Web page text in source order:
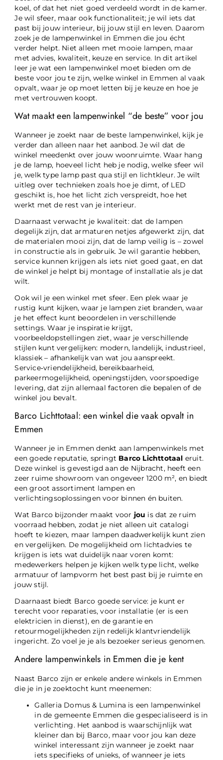
koel, of dat het niet goed verdeeld wordt in de kamer.
Je wil sfeer, maar ook functionaliteit; je wil iets dat
past bij jouw interieur, bij jouw stijl en leven. Daarom
zoek je de lampenwinkel in Emmen die jou écht
verder helpt. Niet alleen met mooie lampen, maar
met advies, kwaliteit, keuze en service. In dit artikel
leer je wat een lampenwinkel moet bieden om de
beste voor jou te zijn, welke winkel in Emmen al vaak
opvalt, waar je op moet letten bij je keuze en hoe je
met vertrouwen koopt.
Wat maakt een lampenwinkel “de beste” voor jou
Wanneer je zoekt naar de beste lampenwinkel, kijk je
verder dan alleen naar het aanbod. Je wil dat de
winkel meedenkt over jouw woonruimte. Waar hang
je de lamp, hoeveel licht heb je nodig, welke sfeer wil
je, welk type lamp past qua stijl en lichtkleur. Je wilt
uitleg over technieken zoals hoe je dimt, of LED
geschikt is, hoe het licht zich verspreidt, hoe het
werkt met de rest van je interieur.
Daarnaast verwacht je kwaliteit: dat de lampen
degelijk zijn, dat armaturen netjes afgewerkt zijn, dat
de materialen mooi zijn, dat de lamp veilig is – zowel
in constructie als in gebruik. Je wil garantie hebben,
service kunnen krijgen als iets niet goed gaat, en dat
de winkel je helpt bij montage of installatie als je dat
wilt.
Ook wil je een winkel met sfeer. Een plek waar je
rustig kunt kijken, waar je lampen ziet branden, waar
je het effect kunt beoordelen in verschillende
settings. Waar je inspiratie krijgt,
voorbeeldopstellingen ziet, waar je verschillende
stijlen kunt vergelijken: modern, landelijk, industrieel,
klassiek – afhankelijk van wat jou aanspreekt.
Service‑vriendelijkheid, bereikbaarheid,
parkeermogelijkheid, openingstijden, voorspoedige
levering, dat zijn allemaal factoren die bepalen of de
winkel jou bevalt.
Barco Lichttotaal: een winkel die vaak opvalt in
Emmen
Wanneer je in Emmen denkt aan lampenwinkels met
een goede reputatie, springt Barco Lichttotaal eruit.
Deze winkel is gevestigd aan de Nijbracht, heeft een
zeer ruime showroom van ongeveer 1200 m², en biedt
een groot assortiment lampen en
verlichtingsoplossingen voor binnen én buiten.
Wat Barco bijzonder maakt voor jou is dat ze ruim
voorraad hebben, zodat je niet alleen uit catalogi
hoeft te kiezen, maar lampen daadwerkelijk kunt zien
en vergelijken. De mogelijkheid om lichtadvies te
krijgen is iets wat duidelijk naar voren komt:
medewerkers helpen je kijken welk type licht, welke
armatuur of lampvorm het best past bij je ruimte en
jouw stijl.
Daarnaast biedt Barco goede service: je kunt er
terecht voor reparaties, voor installatie (er is een
elektricien in dienst), en de garantie en
retourmogelijkheden zijn redelijk klantvriendelijk
ingericht. Zo voel je je als bezoeker serieus genomen.
Andere lampenwinkels in Emmen die je kent
Naast Barco zijn er enkele andere winkels in Emmen
die je in je zoektocht kunt meenemen:
Galleria Domus & Lumina is een lampenwinkel
in de gemeente Emmen die gespecialiseerd is in
verlichting. Het aanbod is waarschijnlijk wat
kleiner dan bij Barco, maar voor jou kan deze
winkel interessant zijn wanneer je zoekt naar
iets specifieks of unieks, of wanneer je iets